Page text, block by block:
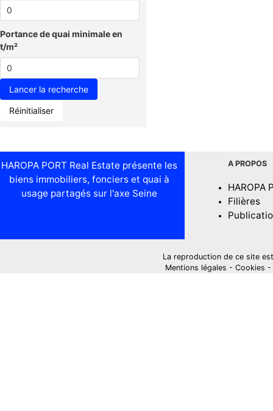
Portance de quai minimale en
t/m²
Réinitialiser
HAROPA PORT Real Estate présente les
biens immobiliers, fonciers et quai à
usage partagés sur l'axe Seine
A PROPOS
HAROPA
Filières
La reproduction de ce site
Mentions légales - Cookies -